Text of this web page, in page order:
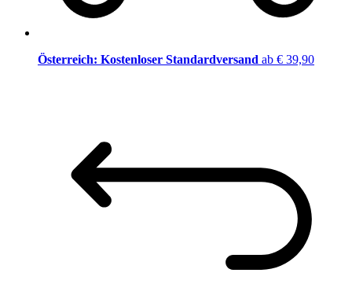
Österreich: Kostenloser Standardversand ab € 39,90